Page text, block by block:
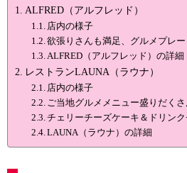
ALFRED（アルフレッド）
店内の様子
欲張りさんも満足、グルメプレー
ALFRED（アルフレッド）の詳細
レストランLAUNA（ラウナ）
店内の様子
ご当地グルメメニュー盛りだくさ
チェリーチーズケーキ＆ドリンク
LAUNA（ラウナ）の詳細